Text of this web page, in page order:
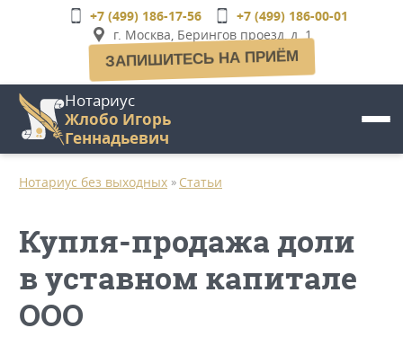
+7 (499) 186-17-56
+7 (499) 186-00-01
г. Москва, Берингов проезд, д. 1
ЗАПИШИТЕСЬ НА ПРИЁМ
Нотариус
Жлобо Игорь
Геннадьевич
Нотариус без выходных » Статьи
Купля-продажа доли
в уставном капитале
ООО